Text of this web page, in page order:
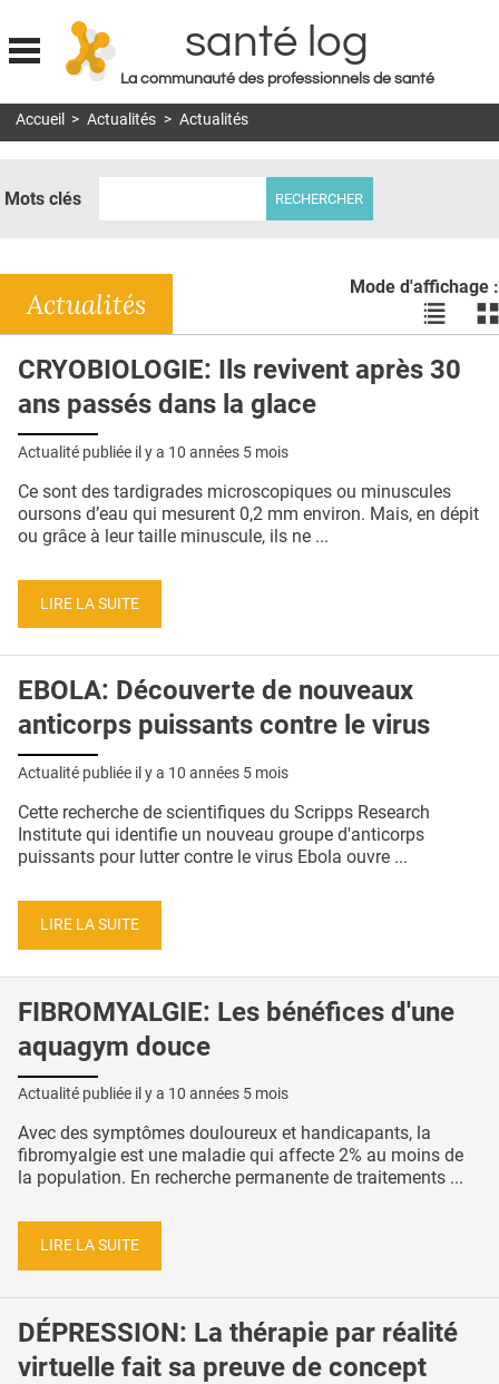
Jump to navigation
santé log
La communauté des professionnels de santé
MON COMPTE
DOSSIERS
RÉSEAUX
E-REVUE SAD
QUI SOMMES-NOUS ?
CONDITIONS GÉNÉRALES
CRÉDITS
Accueil > Actualités > Actualités
Mots clés
Mode d'affichage :
Voir
les
en
les
Actualités
CRYOBIOLOGIE: Ils revivent après 30
ans passés dans la glace
Actualité publiée il y a 10 années 5 mois
Ce sont des tardigrades microscopiques ou minuscules
oursons d’eau qui mesurent 0,2 mm environ. Mais, en dépit
ou grâce à leur taille minuscule, ils ne ...
LIRE LA SUITE
EBOLA: Découverte de nouveaux
anticorps puissants contre le virus
Actualité publiée il y a 10 années 5 mois
Cette recherche de scientifiques du Scripps Research
Institute qui identifie un nouveau groupe d'anticorps
puissants pour lutter contre le virus Ebola ouvre ...
LIRE LA SUITE
FIBROMYALGIE: Les bénéfices d'une
aquagym douce
Actualité publiée il y a 10 années 5 mois
Avec des symptômes douloureux et handicapants, la
fibromyalgie est une maladie qui affecte 2% au moins de
la population. En recherche permanente de traitements ...
LIRE LA SUITE
DÉPRESSION: La thérapie par réalité
virtuelle fait sa preuve de concept